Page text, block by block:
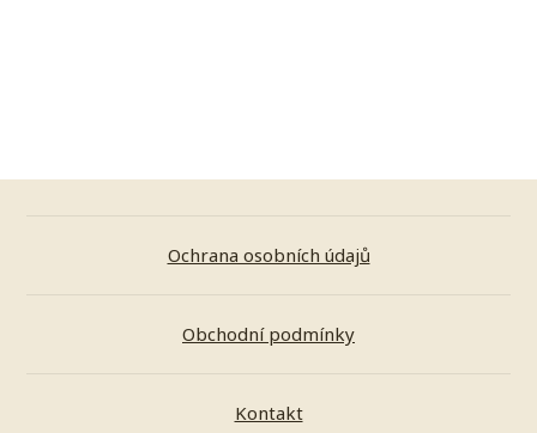
Ochrana osobních údajů
Obchodní podmínky
Kontakt